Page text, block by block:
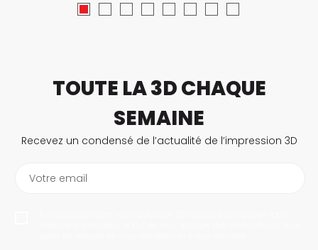
TOUTE LA 3D CHAQUE
SEMAINE
Recevez un condensé de l’actualité de l’impression 3D
Votre email